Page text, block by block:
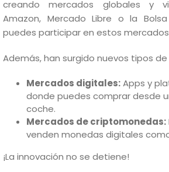
creando mercados globales y
Amazon, Mercado Libre o la
puedes participar en estos
Además, han surgido nuevos tipos
Mercados digitales:Apps y
donde puedes comprar desde
coche.
Mercados de criptomonedas:
venden monedas digitales
¡La innovación no se detiene!